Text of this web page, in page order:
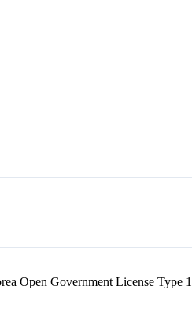
Open Government License Type